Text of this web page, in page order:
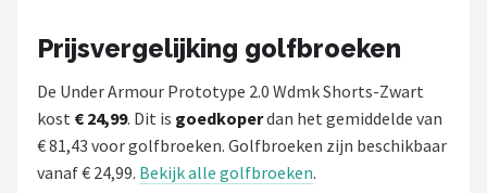
Prijsvergelijking golfbroeken
De Under Armour Prototype 2.0 Wdmk Shorts-Zwart
kost € 24,99. Dit is goedkoperdan het gemiddelde van
€ 81,43 voor golfbroeken. Golfbroeken zijn beschikbaar
vanaf € 24,99. Bekijk alle golfbroeken.